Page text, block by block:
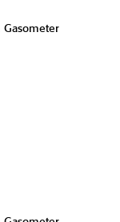
Gasometer